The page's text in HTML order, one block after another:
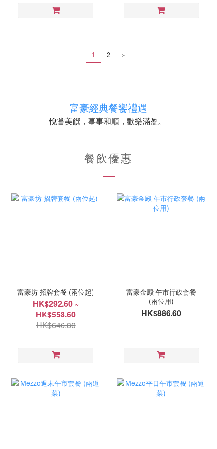
1 2 »
富豪經典餐饗禮遇
悅嘗美饌 ，事事和順，歡樂滿盈。
餐飲優惠
富豪坊 招牌套餐 (兩位起)
HK$292.60 ~
HK$558.60
HK$646.80
富豪金殿 午市行政套餐
(兩位用)
HK$886.60